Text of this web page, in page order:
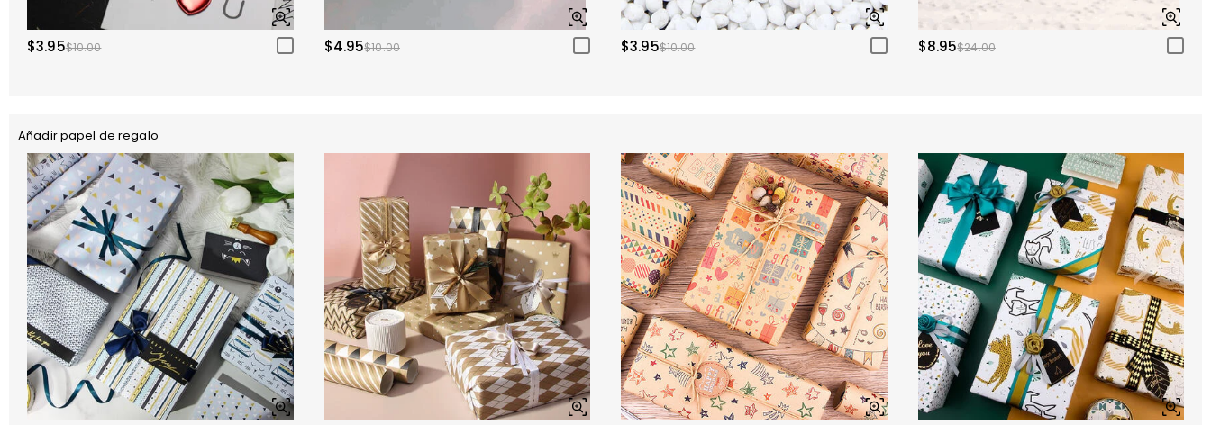
$3.95$10.00 $4.95$10.00 $3.95$10.00 $8.95$24.00
Añadir papel de regalo